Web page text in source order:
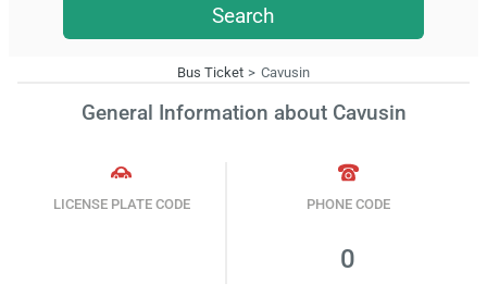
Search
Bus Ticket Cavusin
General Information about Cavusin
LICENSE PLATE CODE PHONE CODE
0